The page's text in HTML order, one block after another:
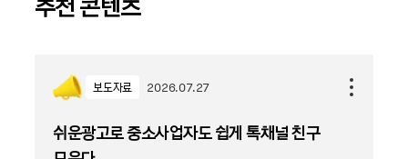
보도자료 2026.07.27
쉬운광고로 중소사업자도 쉽게 톡채널 친구